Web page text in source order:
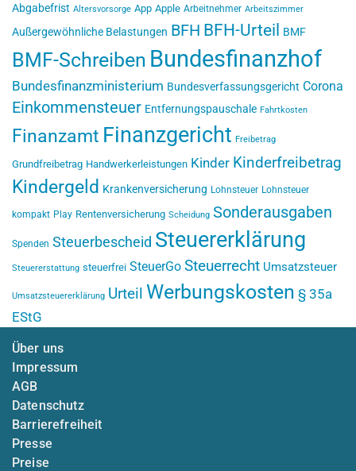
Abgabefrist Altersvorsorge App Apple Arbeitnehmer Arbeitszimmer
Außergewöhnliche Belastungen BFH BFH-Urteil BMF
BMF-Schreiben Bundesfinanzhof
Bundesfinanzministerium Bundesverfassungsgericht Corona
Einkommensteuer Entfernungspauschale Fahrtkosten
Finanzamt Finanzgericht Freibetrag
Grundfreibetrag Handwerkerleistungen Kinder Kinderfreibetrag
Kindergeld Krankenversicherung Lohnsteuer Lohnsteuer
kompakt Play Rentenversicherung Scheidung Sonderausgaben
Spenden Steuerbescheid Steuererklärung
Steuererstattung steuerfrei SteuerGo Steuerrecht Umsatzsteuer
Umsatzsteuererklärung Urteil Werbungskosten § 35a
EStG
Über uns
Impressum
AGB
Datenschutz
Barrierefreiheit
Presse
Preise